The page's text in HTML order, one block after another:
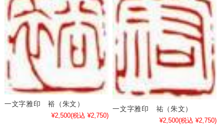
一文字雅印 裕（朱文）
¥2,500(税込 ¥2,750)
一文字雅印 祐（朱文）
¥2,500(税込 ¥2,750)